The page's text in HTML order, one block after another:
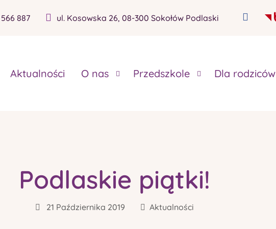
887 ul. Kosowska 26, 08-300 Sokołów Podlaski
Aktualności O nas Przedszkole Dla rodziców
Podlaskie piątki!
21 Października 2019 Aktualności